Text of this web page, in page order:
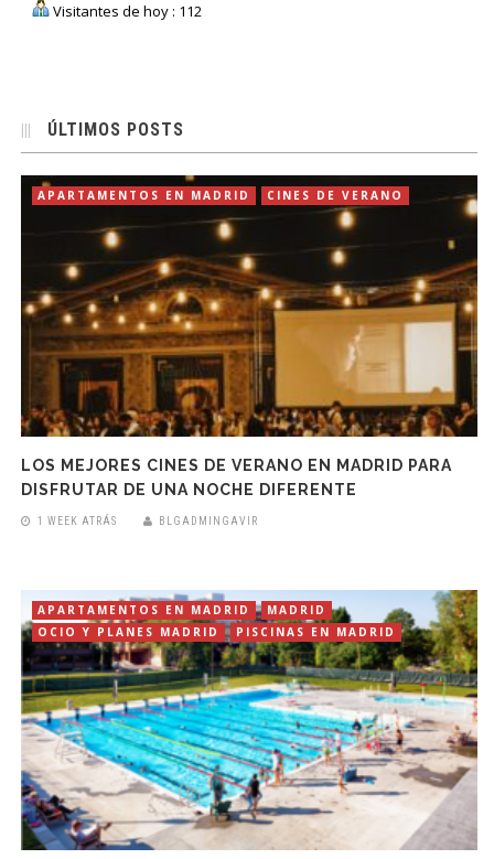
Visitantes de hoy : 112
ÚLTIMOS POSTS
APARTAMENTOS EN MADRID CINES DE VERANO
LOS MEJORES CINES DE VERANO EN MADRID PARA
DISFRUTAR DE UNA NOCHE DIFERENTE
1 WEEK ATRÁS BLGADMINGAVIR
APARTAMENTOS EN MADRID
MADRID
OCIO Y PLANES MADRID
PISCINAS EN MADRID